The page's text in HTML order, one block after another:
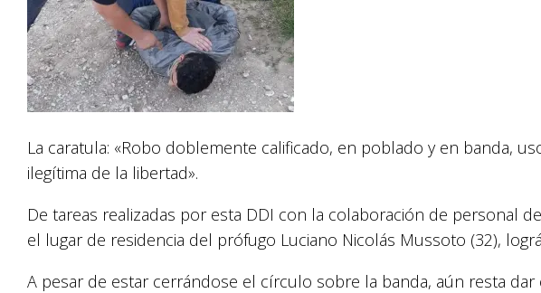
La caratula: «Robo doblemente calificado, en poblado y en banda,
ilegítima de la libertad».
De tareas realizadas por esta DDI con la colaboración de personal
el lugar de residencia del prófugo Luciano Nicolás Mussoto (32),
A pesar de estar cerrándose el círculo sobre la banda, aún resta